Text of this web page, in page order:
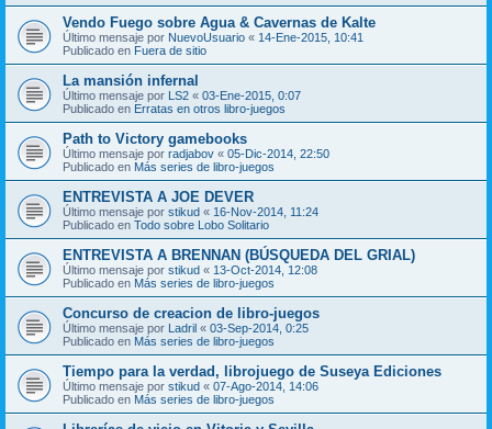
Vendo Fuego sobre Agua & Cavernas de Kalte
Último mensaje por NuevoUsuario « 14-Ene-2015, 10:41
Publicado en Fuera de sitio
La mansión infernal
Último mensaje por LS2 « 03-Ene-2015, 0:07
Publicado en Erratas en otros libro-juegos
Path to Victory gamebooks
Último mensaje por radjabov « 05-Dic-2014, 22:50
Publicado en Más series de libro-juegos
ENTREVISTA A JOE DEVER
Último mensaje por stikud « 16-Nov-2014, 11:24
Publicado en Todo sobre Lobo Solitario
ENTREVISTA A BRENNAN (BÚSQUEDA DEL GRIAL)
Último mensaje por stikud « 13-Oct-2014, 12:08
Publicado en Más series de libro-juegos
Concurso de creacion de libro-juegos
Último mensaje por Ladril « 03-Sep-2014, 0:25
Publicado en Más series de libro-juegos
Tiempo para la verdad, librojuego de Suseya Ediciones
Último mensaje por stikud « 07-Ago-2014, 14:06
Publicado en Más series de libro-juegos